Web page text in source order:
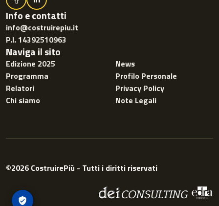
Info e contatti
info@costruirepiu.it
P.I. 14392510963
Naviga il sito
Edizione 2025
Programma
Relatori
Chi siamo
News
Profilo Personale
Privacy Policy
Note Legali
©2026 CostruirePiù - Tutti i diritti riservati